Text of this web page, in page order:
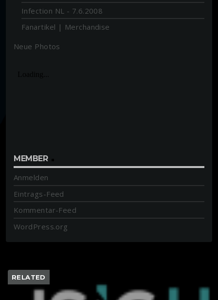
Infection NL - 7.6.2008
Fanartikel | Merchandise
Neue Photos
MEMBER
Anmelden
Eintrags-Feed
Kommentar-Feed
WordPress.org
RELATED